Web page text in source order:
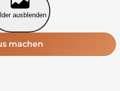
ausblenden
machen